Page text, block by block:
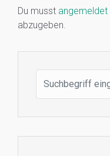
Du musst angemeldet
abzugeben.